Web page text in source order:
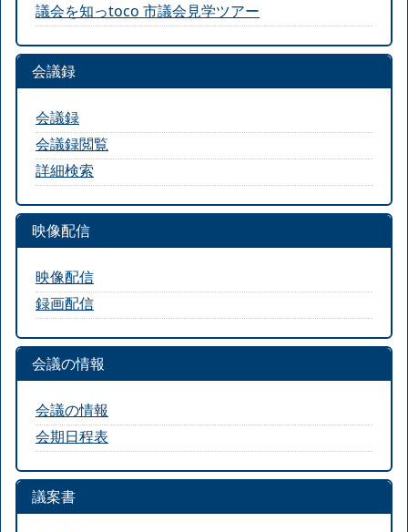
議会を知っtoco 市議会見学ツアー
会議録
会議録
会議録閲覧
詳細検索
映像配信
映像配信
録画配信
会議の情報
会議の情報
会期日程表
議案書